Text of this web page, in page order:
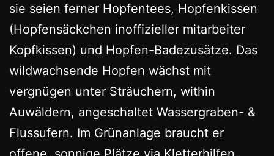
sie seien ferner Hopfentees, Hopfenkissen
(Hopfensäckchen inoffizieller mitarbeiter
Kopfkissen) und Hopfen-Badezusätze. Das
wildwachsende Hopfen wächst mit
vergnügen unter Sträuchern, within
Auwäldern, angeschaltet Wassergraben- &
Flussufern. Im Grünanlage braucht er